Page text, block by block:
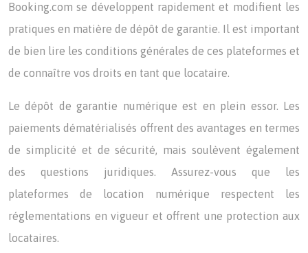
Booking.com se développent rapidement et modifient les
pratiques en matière de dépôt de garantie. Il est important
de bien lire les conditions générales de ces plateformes et
de connaître vos droits en tant que locataire.
Le dépôt de garantie numérique est en plein essor. Les
paiements dématérialisés offrent des avantages en termes
de simplicité et de sécurité, mais soulèvent également
des questions juridiques. Assurez-vous que les
plateformes de location numérique respectent les
réglementations en vigueur et offrent une protection aux
locataires.